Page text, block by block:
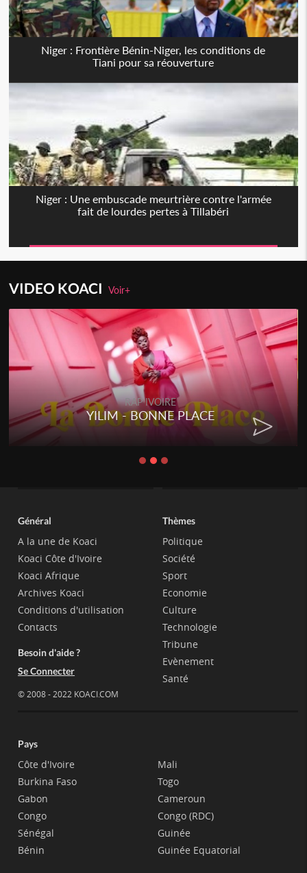
Niger : Frontière Bénin-Niger, les conditions de
Tiani pour sa réouverture
Niger : Une embuscade meurtrière contre l'armée
fait de lourdes pertes à Tillabéri
VIDEO KOACIVoir+
RAP IVOIRE
YILIM - BONNE PLACE
Général
A la une de Koaci
Koaci Côte d'Ivoire
Koaci Afrique
Archives Koaci
Conditions d'utilisation
Contacts
Besoin d'aide ?
Se Connecter
© 2008 - 2022 KOACI.COM
Thèmes
Politique
Société
Sport
Economie
Culture
Technologie
Tribune
Evènement
Santé
Pays
Côte d'Ivoire
Burkina Faso
Gabon
Congo
Sénégal
Bénin
Mali
Togo
Cameroun
Congo (RDC)
Guinée
Guinée Equatorial